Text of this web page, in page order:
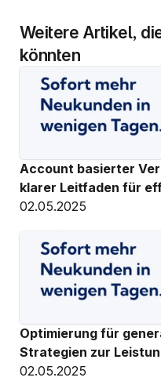
Weitere Artikel,
könnten
Account basierter
klarer Leitfaden für
02.05.2025
Optimierung für
Strategien zur
02.05.2025